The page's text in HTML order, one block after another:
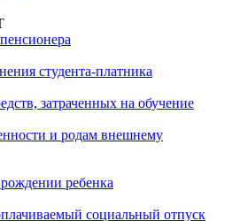
студента-платника
затраченных на обучение
и родам внешнему
ребенка
социальный отпуск